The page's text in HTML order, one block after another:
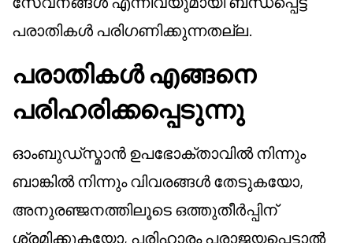
പരാതികൾ പരിഗണിക്കുന്നതല്ല.
പരാതികൾ എങ്ങനെ
പരിഹരിക്കപ്പെടുന്നു
ഓംബുഡ്‌സ്മാൻ ഉപഭോക്താവിൽ നിന്നും
ബാങ്കിൽ നിന്നും വിവരങ്ങൾ തേടുകയോ,
അനുരഞ്ജനത്തിലൂടെ ഒത്തുതീർപ്പിന്
ശ്രമിക്കുകയോ, പരിഹാരം പരാജയപ്പെട്ടാൽ